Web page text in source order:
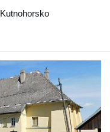
Kutnohorsko